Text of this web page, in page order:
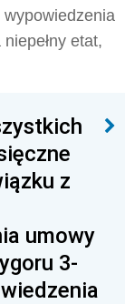
wypowiedzenia
etat,
z
umowy
3-